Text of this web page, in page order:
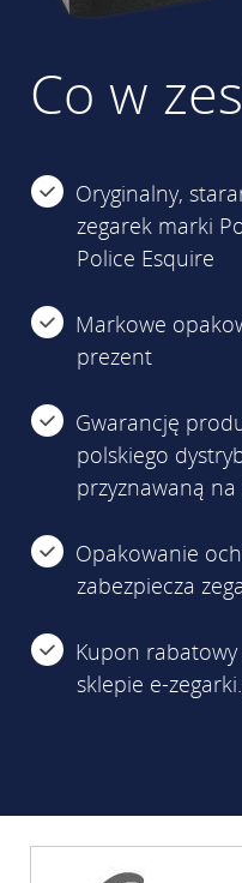
Co w
Oryginalny,
zegarek marki
Police Esquire
Markowe
prezent
Gwarancję
polskiego
przyznawaną
Opakowanie
zabezpiecza
Kupon
sklepie e-